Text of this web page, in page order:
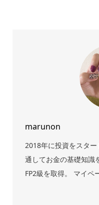
marunon
2018年に投資をスタ
通してお金の基礎知識
FP2級を取得。 マイペ